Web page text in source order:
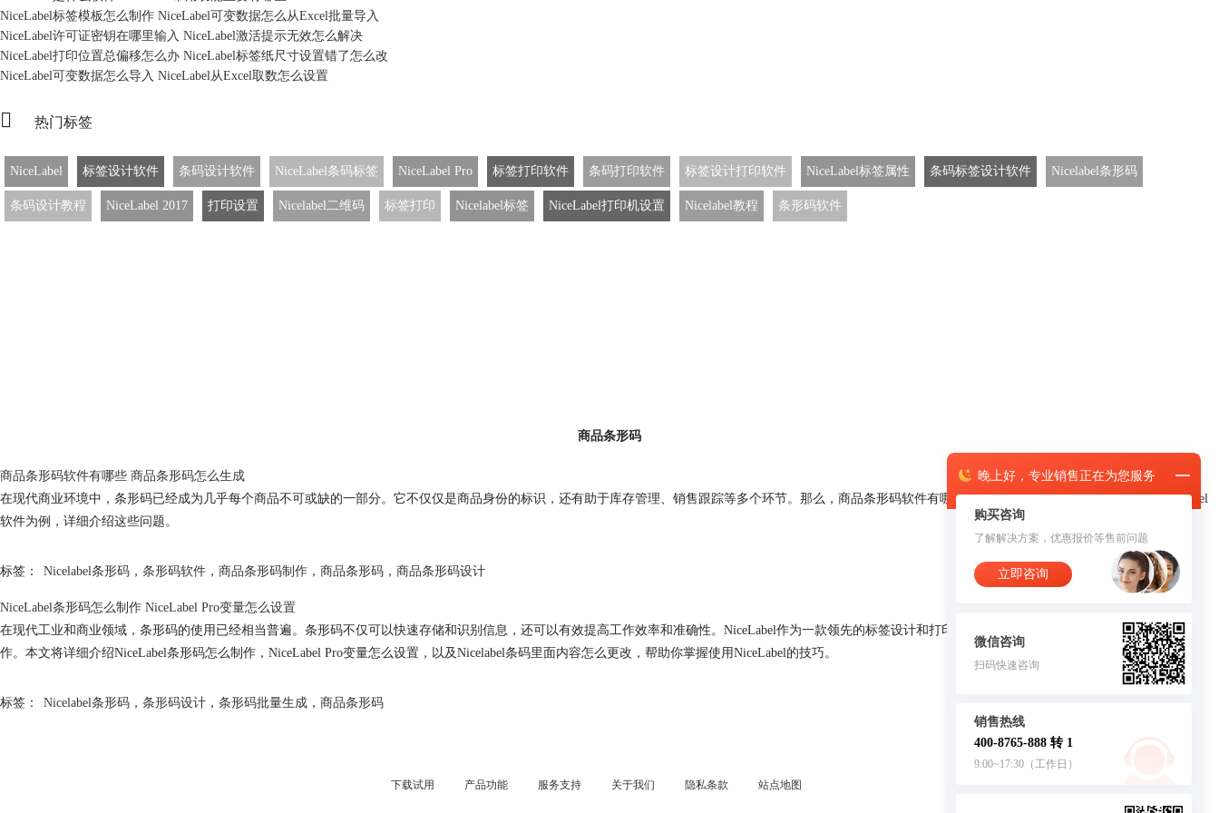
晚上好， 专业销售正在为您服务
购买咨询
了解解决方案，优惠报价等售前问题
立即咨询
微信咨询
扫码快速咨询
销售热线
400-8765-888 转 1
9:00~17:30（工作日）
NiceLabel标签模板怎么制作 NiceLabel可变数据怎么从Excel批量导入
NiceLabel许可证密钥在哪里输入 NiceLabel激活提示无效怎么解决
NiceLabel打印位置总偏移怎么办 NiceLabel标签纸尺寸设置错了怎么改
NiceLabel可变数据怎么导入 NiceLabel从Excel取数怎么设置
 热门标签
NiceLabel 标签设计软件 条码设计软件 NiceLabel条码标签 NiceLabel Pro 标签打印软件 条码打印软件 标签设计打印软件 NiceLabel标签属性 条码标签设计软件 Nicelabel条形码
条码设计教程 NiceLabel 2017 打印设置 Nicelabel二维码 标签打印 Nicelabel标签 NiceLabel打印机设置 Nicelabel教程 条形码软件
商品条形码
商品条形码软件有哪些 商品条形码怎么生成
在现代商业环境中，条形码已经成为几乎每个商品不可或缺的一部分。它不仅仅是商品身份的标识，还有助于库存管理、销售跟踪等多个环节。那么，商品条形码软件有哪些，商品条形码怎么生成？本文将以NiceLabel
软件为例，详细介绍这些问题。
标签： Nicelabel条形码 ， 条形码软件 ， 商品条形码制作 ， 商品条形码 ， 商品条形码设计
NiceLabel条形码怎么制作 NiceLabel Pro变量怎么设置
在现代工业和商业领域，条形码的使用已经相当普遍。条形码不仅可以快速存储和识别信息，还可以有效提高工作效率和准确性。NiceLabel作为一款领先的标签设计和打印软件，被广泛应用于各种条形码和标签的制
作。本文将详细介绍NiceLabel条形码怎么制作，NiceLabel Pro变量怎么设置，以及Nicelabel条码里面内容怎么更改，帮助你掌握使用NiceLabel的技巧。
标签： Nicelabel条形码 ， 条形码设计 ， 条形码批量生成 ， 商品条形码
下载试用 产品功能 服务支持 关于我们 隐私条款 站点地图